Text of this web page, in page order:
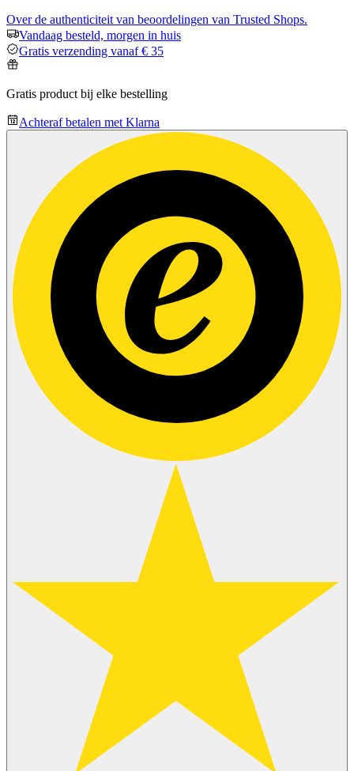
Over de authenticiteit van beoordelingen van Trusted Shops.
Vandaag besteld, morgen in huis
Gratis verzending vanaf € 35
Gratis product bij elke bestelling
Achteraf betalen met Klarna